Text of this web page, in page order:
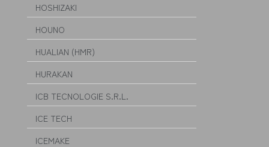
HOSHIZAKI
HOUNO
HUALIAN (HMR)
HURAKAN
ICB TECNOLOGIE S.R.L.
ICE TECH
ICEMAKE